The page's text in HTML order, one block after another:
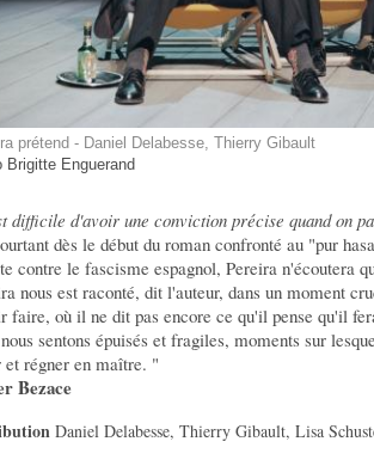
prétend - Daniel Delabesse, Thierry Gibault
Brigitte Enguerand
difficile d'avoir une conviction précise quand on
dès le début du roman confronté au "pur
contre le fascisme espagnol, Pereira n'écoutera
nous est raconté, dit l'auteur, dans un moment
faire, où il ne dit pas encore ce qu'il pense qu'il
sentons épuisés et fragiles, moments sur
et régner en maître. "
Bezace
Daniel Delabesse, Thierry Gibault, Lisa